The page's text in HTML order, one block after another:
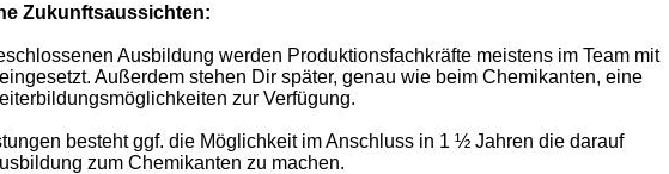
Zukunftsaussichten:
Ausbildung werden Produktionsfachkräfte meistens im Team mit
Außerdem stehen Dir später, genau wie beim Chemikanten, eine
zur Verfügung.
besteht ggf. die Möglichkeit im Anschluss in 1 ½ Jahren die darauf
zum Chemikanten zu machen.